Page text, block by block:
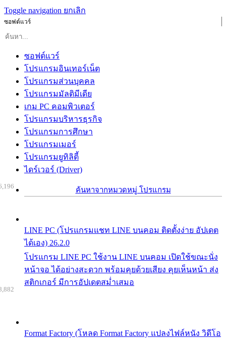
Toggle navigation ยกเลิก
ซอฟต์แวร์
ซอฟต์แวร์
โปรแกรมอินเทอร์เน็ต
โปรแกรมส่วนบุคคล
โปรแกรมมัลติมีเดีย
เกม PC คอมพิวเตอร์
โปรแกรมบริหารธุรกิจ
โปรแกรมการศึกษา
โปรแกรมเมอร์
โปรแกรมยูทิลิตี้
ไดร์เวอร์ (Driver)
ค้นหาจากหมวดหมู่ โปรแกรม
LINE PC (โปรแกรมแชท LINE บนคอม ติดตั้งง่าย อัปเดต
ได้เอง) 26.2.0
โปรแกรม LINE PC ใช้งาน LINE บนคอม เปิดใช้ขณะนั่ง
หน้าจอ ได้อย่างสะดวก พร้อมคุยด้วยเสียง คุยเห็นหน้า ส่ง
สติกเกอร์ มีการอัปเดตสม่ำเสมอ
Format Factory (โหลด Format Factory แปลงไฟล์หนัง วิดีโอ